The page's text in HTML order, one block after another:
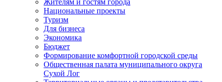
Жителям и гостям города
Национальные проекты
Туризм
Для бизнеса
Экономика
Бюджет
Формирование комфортной городской среды
Общественная палата муниципального округа
Сухой Лог